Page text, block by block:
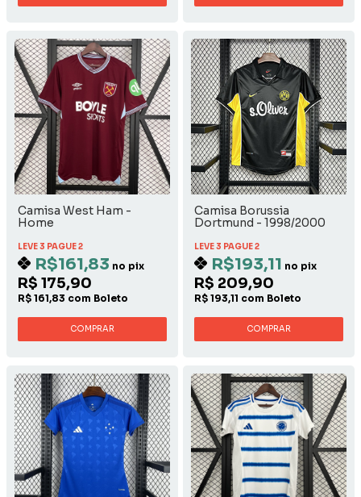
Camisa West Ham -
Home
LEVE 3 PAGUE 2
R$161,83 no pix
R$ 175,90
R$ 161,83 com Boleto
COMPRAR
Camisa Borussia
Dortmund - 1998/2000
LEVE 3 PAGUE 2
R$193,11 no pix
R$ 209,90
R$ 193,11 com Boleto
COMPRAR